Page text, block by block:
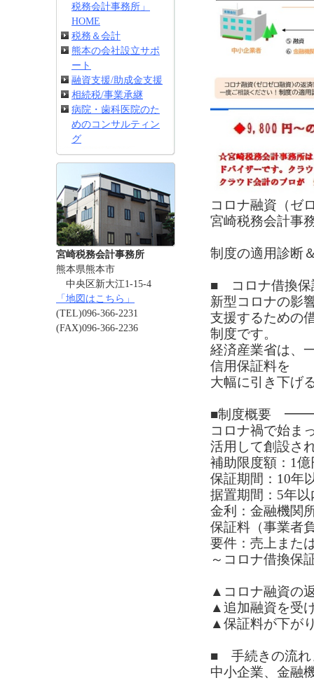
税務会計事務所」
HOME
税務＆会計
熊本の会社設立サポ
ート
融資支援/助成金支援
相続税/事業承継
病院・歯科医院のた
めのコンサルティン
グ
宮崎税務会計事務所
熊本県熊本市
中央区新大江1-15-4
「地図はこちら」
(TEL)096-366-2231
(FAX)096-366-2236
コロナ融資（ゼ
宮崎税務会計事
制度の適用診断
■ コロナ借
新型コロナの影
支援するための
制度です。
経済産業省は、
信用保証料を
大幅に引き下げ
■制度概要
コロナ禍で始ま
活用して創設さ
補助限度額：1億
保証期間：10年
据置期間：5年以
金利：金融機関
保証料（事業者
要件：売上また
～コロナ借換保
▲コロナ融資の
▲追加融資を受
▲保証料が下が
■ 手続きの
中小企業、金融